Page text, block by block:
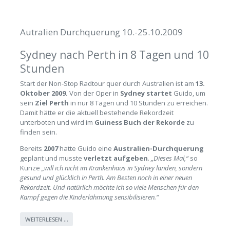
Autralien Durchquerung 10.-25.10.2009
Sydney nach Perth in 8 Tagen und 10
Stunden
Start der Non-Stop Radtour quer durch Australien ist am 13.
Oktober 2009. Von der Oper in Sydney startet Guido, um
sein Ziel Perth in nur 8 Tagen und 10 Stunden zu erreichen.
Damit hätte er die aktuell bestehende Rekordzeit
unterboten und wird im Guiness Buch der Rekorde zu
finden sein.
Bereits 2007hatte Guido eine Australien-Durchquerung
geplant und musste verletzt aufgeben. „Dieses Mal,“so
Kunze „will ich nicht im Krankenhaus in Sydney landen, sondern
gesund und glücklich in Perth. Am Besten noch in einer neuen
Rekordzeit. Und natürlich möchte ich so viele Menschen für den
Kampf gegen die Kinderlähmung sensibilisieren.“
WEITERLESEN …